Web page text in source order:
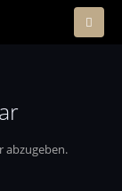
abzugeben.